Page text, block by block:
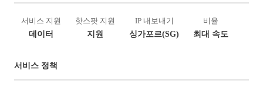
서비스 지원
데이터
핫스팟 지원
지원
IP 내보내기
싱가포르(SG)
비율
최대 속도
서비스 정책